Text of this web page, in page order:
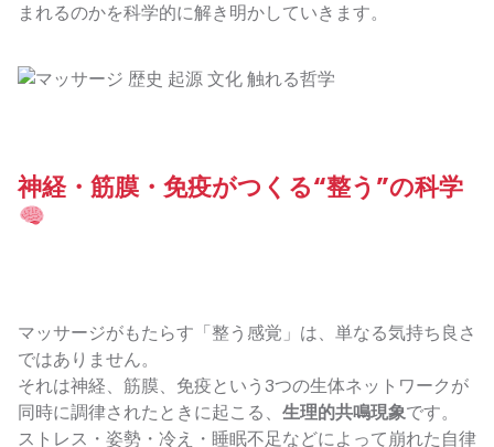
まれるのかを科学的に解き明かしていきます。
神経・筋膜・免疫がつくる“整う”の科学
マッサージがもたらす「整う感覚」は、単なる気持ち良さ
ではありません。
それは神経、筋膜、免疫という3つの生体ネットワークが
同時に調律されたときに起こる、 生理的共鳴現象です。
ストレス・姿勢・冷え・睡眠不足などによって崩れた自律